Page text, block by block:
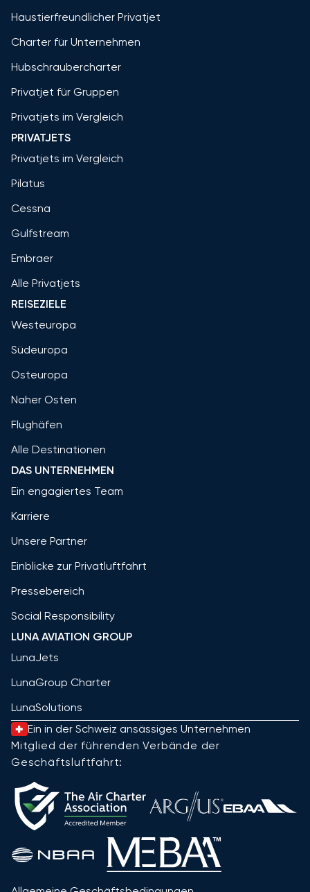
Haustierfreundlicher Privatjet
Charter für Unternehmen
Hubschraubercharter
Privatjet für Gruppen
Privatjets im Vergleich
PRIVATJETS
Privatjets im Vergleich
Pilatus
Cessna
Gulfstream
Embraer
Alle Privatjets
REISEZIELE
Westeuropa
Südeuropa
Osteuropa
Naher Osten
Flughäfen
Alle Destinationen
DAS UNTERNEHMEN
Ein engagiertes Team
Karriere
Unsere Partner
Einblicke zur Privatluftfahrt
Pressebereich
Social Responsibility
LUNA AVIATION GROUP
LunaJets
LunaGroup Charter
LunaSolutions
Ein in der Schweiz ansässiges Unternehmen
Mitglied der führenden Verbände der
Geschäftsluftfahrt: